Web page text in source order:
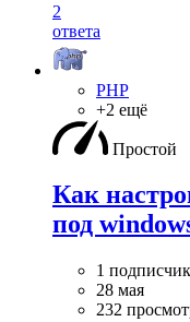
2
ответа
PHP
+2 ещё
Простой
Как
под
1 подписчик
28 мая
232